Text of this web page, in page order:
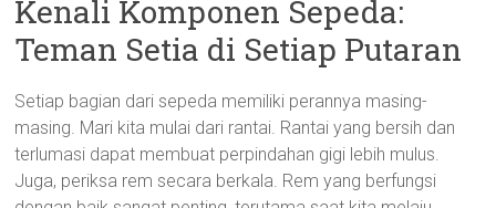
Kenali Komponen Sepeda:
Teman Setia di Setiap Putaran
Setiap bagian dari sepeda memiliki perannya masing-
masing. Mari kita mulai dari rantai. Rantai yang bersih dan
terlumasi dapat membuat perpindahan gigi lebih mulus.
Juga, periksa rem secara berkala. Rem yang berfungsi